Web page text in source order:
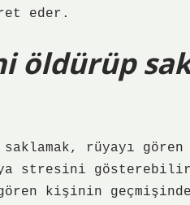
eder.
öldürüp
rüyayı
stresini
kişinin